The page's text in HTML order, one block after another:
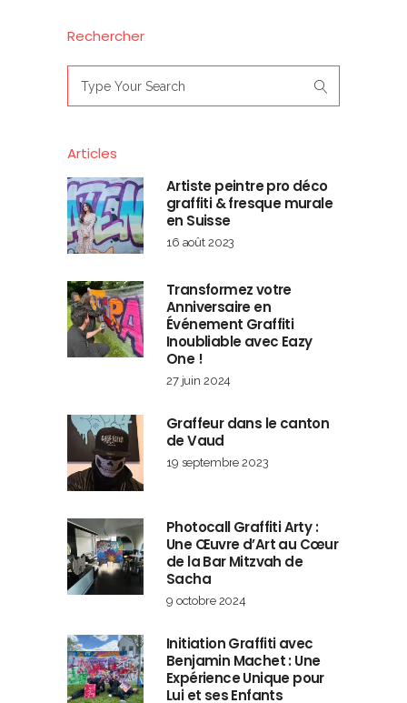
Rechercher
for:
Articles
Artiste peintre pro déco
graffiti & fresque murale
en Suisse
16 août 2023
Transformez votre
Anniversaire en
Événement Graffiti
Inoubliable avec Eazy
One !
27 juin 2024
Graffeur dans le canton
de Vaud
19 septembre 2023
Photocall Graffiti Arty :
Une Œuvre d’Art au Cœur
de la Bar Mitzvah de
Sacha
9 octobre 2024
Initiation Graffiti avec
Benjamin Machet : Une
Expérience Unique pour
Lui et ses Enfants